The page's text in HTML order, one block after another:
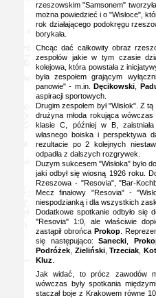
rzeszowskim "Samsonem"
można powiedzieć i o "Wisłoce",
rok działającego podokręgu
borykała.
Chcąc dać całkowity obraz
zespołów jakie w tym czasie
kolejowa, która powstała z
była zespołem grającym
panowie" - m.in.Dęcikowski
aspiracji sportowych.
Drugim zespołem był "Wisłok". Z
drużyna młoda rokująca
klasie C, później w B,
własnego boiska i perspektywa
rezultacie po 2 kolejnych
odpadła z dalszych rozgrywek.
Duzym sukcesem "Wisłoka" było
jaki odbył się wiosną 1926 roku.
Rzeszowa - "Resovia", "Bar-
Mecz finałowy "Resovia" -
niespodzianką i dla wszystkich
Dodatkowe spotkanie odbyło się
"Resovia" 1:0, ale właściwie
zastąpił obrońcaProkop .
się następująco: Sanecki
Podróżek Zieliński,Trzeciak
Kluz
Jak widać, to prócz zawodów
wówczas były spotkania
staczał boje z Krakowem równe